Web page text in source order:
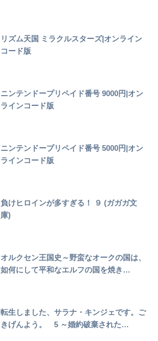
リズム天国 ミラクルスターズ|オンライン
コード版
ニンテンドープリペイド番号 9000円|オン
ラインコード版
ニンテンドープリペイド番号 5000円|オン
ラインコード版
負けヒロインが多すぎる！ ９ (ガガガ文
庫)
オルクセン王国史～野蛮なオークの国は、
如何にして平和なエルフの国を焼き…
転生しました、サラナ・キンジェです。ご
きげんよう。 5 ～婚約破棄された…